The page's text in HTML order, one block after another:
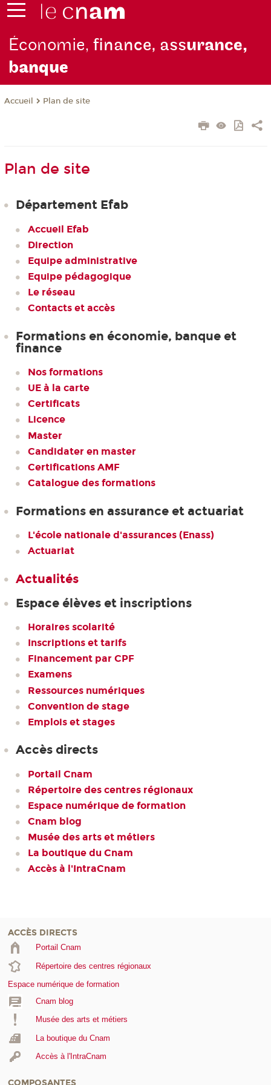
Économie,finance, assurance,
banque
Accueil Plan de site
Plan de site
Département Efab
Accueil Efab
Direction
Equipe administrative
Equipe pédagogique
Le réseau
Contacts et accès
Formations en économie, banque et
finance
Nos formations
UE à la carte
Certificats
Licence
Master
Candidater en master
Certifications AMF
Catalogue des formations
Formations en assurance et actuariat
L'école nationale d'assurances (Enass)
Actuariat
Actualités
Espace élèves et inscriptions
Horaires scolarité
Inscriptions et tarifs
Financement par CPF
Examens
Ressources numériques
Convention de stage
Emplois et stages
Accès directs
Portail Cnam
Répertoire des centres régionaux
Espace numérique de formation
Cnam blog
Musée des arts et métiers
La boutique du Cnam
Accès à l'IntraCnam
ACCÈS DIRECTS
Portail Cnam
Répertoire des centres régionaux
Espace numérique de formation
Cnam blog
Musée des arts et métiers
La boutique du Cnam
Accès à l'IntraCnam
COMPOSANTES